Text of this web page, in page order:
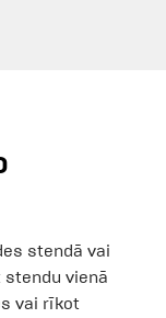
stendā vai
vienā
vai rīkot